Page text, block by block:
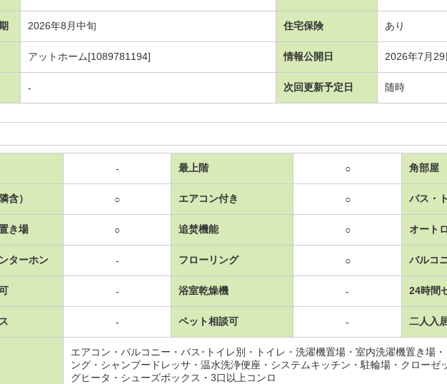
2026年8月中旬 住宅保険 あり
アットホーム[1089781194] 情報公開日 2026年7月29
- 次回更新予定日 随時
- 最上階 ○ 角部屋
含） ○ エアコン付き ○ バス・
き場 ○ 追焚機能 ○ オート
ターホン - フローリング ○ バルコ
- 浴室乾燥機 - 24時間
- ペット相談可 - 二人入
エアコン・バルコニー・バス･トイレ別・トイレ・洗濯機置場・室内洗濯機置き場
ング・シャンプードレッサ・温水洗浄便座・システムキッチン・駐輪場・クローゼ
グヒータ・シューズボックス・3口以上コンロ